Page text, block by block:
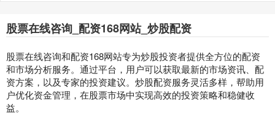
股票在线咨询_配资168网站_炒股配资
股票在线咨询和配资168网站专为炒股投资者提供全方位的配资
和市场分析服务。通过平台，用户可以获取最新的市场资讯、配
资方案，以及专家的投资建议。炒股配资服务灵活多样，帮助用
户优化资金管理，在股票市场中实现高效的投资策略和稳健收
益。